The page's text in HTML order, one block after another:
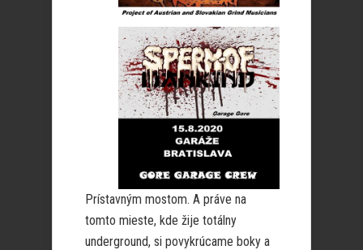
Prístavným mostom. A práve na
tomto mieste, kde žije totálny
underground, si povykrúcame boky a